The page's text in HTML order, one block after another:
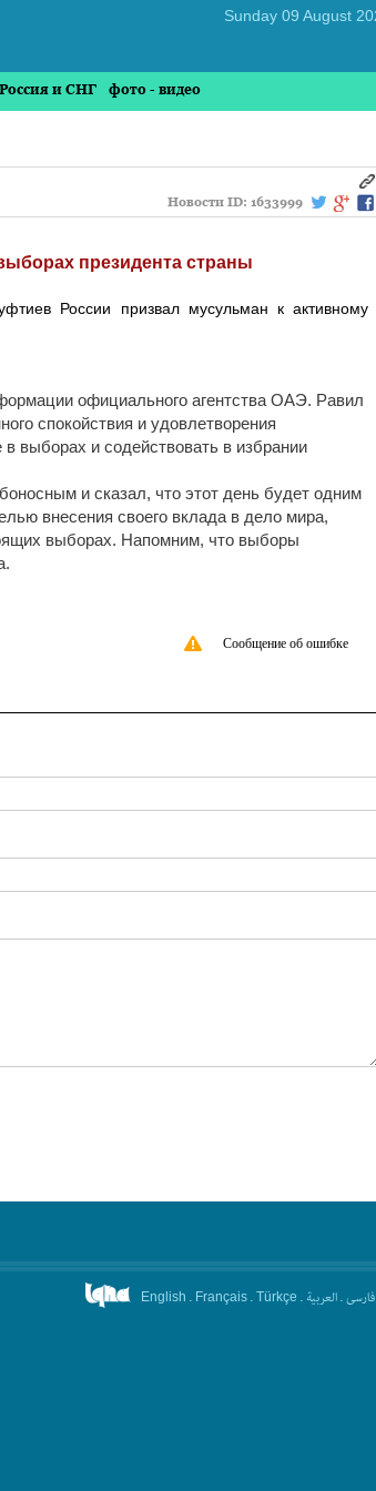
Россия и СНГ фото - видео
Новости ID: 1633999
президента страны
России призвал мусульман к активному
официального агентства ОАЭ. Равил
спокойствия и удовлетворения
выборах и содействовать в избрании
и сказал, что этот день будет одним
внесения своего вклада в дело мира,
выборах. Напомним, что выборы
Сообщение об ошибке
English . Français . Türkçe . العربیة . فارسی